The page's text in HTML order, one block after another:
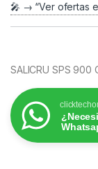
🎤 → “Ver ofertas
SALICRU SPS 900